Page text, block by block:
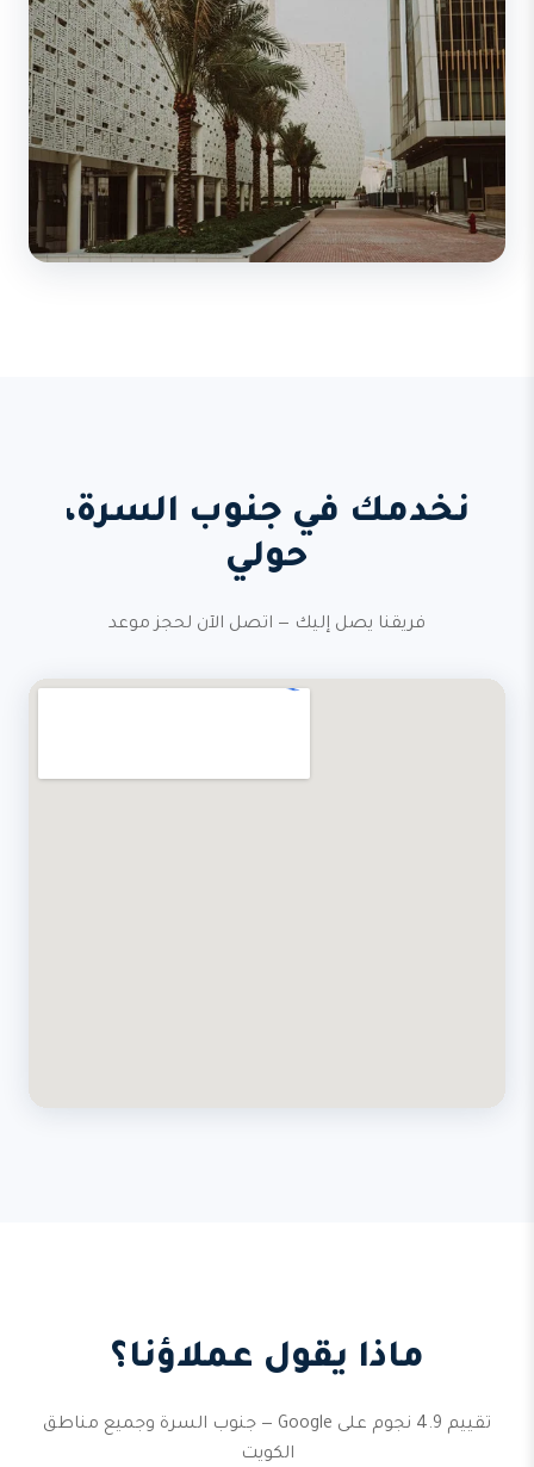
نخدمك في جنوب السرة،
حولي
فريقنا يصل إليك — اتصل الآن لحجز موعد
ماذا يقول عملاؤنا؟
تقييم 4.9 نجوم على Google — جنوب السرة وجميع مناطق
الكويت